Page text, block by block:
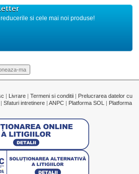
reducerile si cele mai noi produse!
| Livrare | Termeni si conditii | Prelucrarea datelor cu
| Sfaturi intretinere | ANPC | Platforma SOL | Platforma